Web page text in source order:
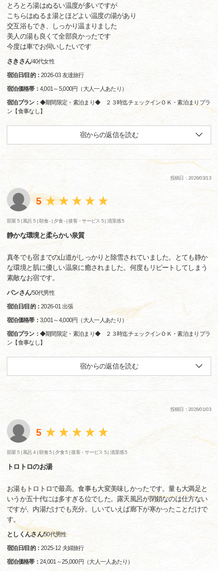
とろとろ湯はぬるい温度が多いですが
こちらはぬるま湯とほどよい温度の湯があり
交互浴もでき、しっかり温まりました
美人の湯も良くて全部良かったです
今度は車でお伺いしたいです
さきさん/40代女性
宿泊日/目的：2026-03 友達旅行
宿泊価格帯： 4,001～5,000円（大人一人あたり）
宿泊プラン： ◆期間限定・素泊まり◆ ２３時迄チェックインＯＫ・素泊まりプラ
ン【食事なし】
宿からの返信を読む
投稿日：2026/03/13
5
部屋 5 | 風呂 5 |朝食 - | 夕食 - |接客・サービス 5 |清潔感 5
静かな環境と柔らかい泉質
真冬でも宿までの山道がしっかりと除雪されていました。とても静か
な環境と肌に優しい温泉に癒されました。何度もリピートしてしまう
素敵なお宿です。
パンさん/50代男性
宿泊日/目的：2026-01 出張
宿泊価格帯： 3,001～4,000円（大人一人あたり）
宿泊プラン： ◆期間限定・素泊まり◆ ２３時迄チェックインＯＫ・素泊まりプラ
ン【食事なし】
宿からの返信を読む
投稿日：2026/01/03
5
部屋 5 | 風呂 4 |朝食 5 | 夕食 5 |接客・サービス 5 |清潔感 5
トロトロのお湯
お湯もトロトロで最高。食事も大変美味しかったです。量も大満足と
いうか五十代には多すぎる位でした。露天風呂が閉鎖なのは仕方ない
ですが、内湯だけでも充分。しいていえば廊下が寒かったことだけで
す。
としくんさん/50代男性
宿泊日/目的：2025-12 夫婦旅行
宿泊価格帯： 24,001～25,000円（大人一人あたり）